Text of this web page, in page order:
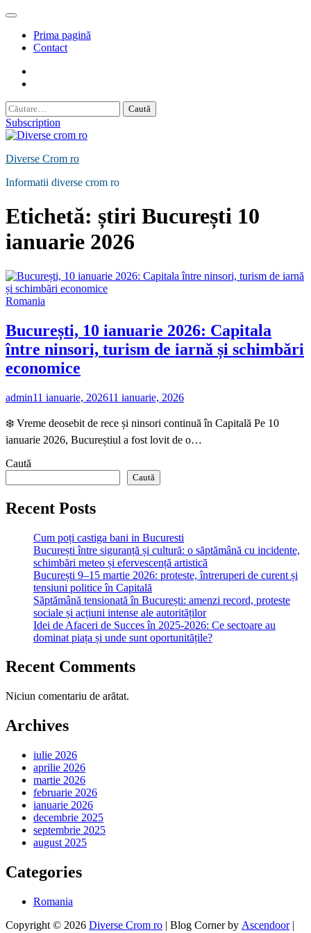
Skip
contentPrima pagină
Contact
Confidențialitate
Caută
după:
Subscription
Diverse Crom ro
Informatii diverse crom ro
Etichetă: știri București 10
ianuarie 2026
Romania
București, 10 ianuarie 2026: Capitala
între ninsori, turism de iarnă și schimbări
economice
admin11 ianuarie, 202611 ianuarie, 2026
❄️ Vreme deosebit de rece și ninsori continuă în Capitală Pe 10
ianuarie 2026, Bucureștiul a fost lovit de o…
Caută
Caută
Recent Posts
Cum poți castiga bani in Bucuresti
București între siguranță și cultură: o săptămână cu incidente,
schimbări meteo și efervescență artistică
București 9–15 martie 2026: proteste, întreruperi de curent și
tensiuni politice în Capitală
Săptămână tensionată în București: amenzi record, proteste
sociale și acțiuni intense ale autorităților
Idei de Afaceri de Succes în 2025-2026: Ce sectoare au
dominat piața și unde sunt oportunitățile?
Recent Comments
Niciun comentariu de arătat.
Archives
iulie 2026
aprilie 2026
martie 2026
februarie 2026
ianuarie 2026
decembrie 2025
septembrie 2025
august 2025
Categories
Romania
Copyright © 2026 Diverse Crom ro | Blog Corner by Ascendoor|